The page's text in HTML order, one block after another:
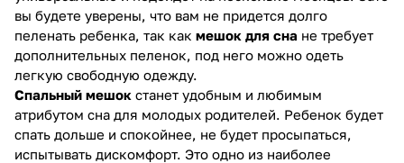
вы будете уверены, что вам не придется долго
пеленать ребенка, так как мешок для сна не требует
дополнительных пеленок, под него можно одеть
легкую свободную одежду.
Спальный мешок станет удобным и любимым
атрибутом сна для молодых родителей. Ребенок будет
спать дольше и спокойнее, не будет просыпаться,
испытывать дискомфорт. Это одно из наиболее